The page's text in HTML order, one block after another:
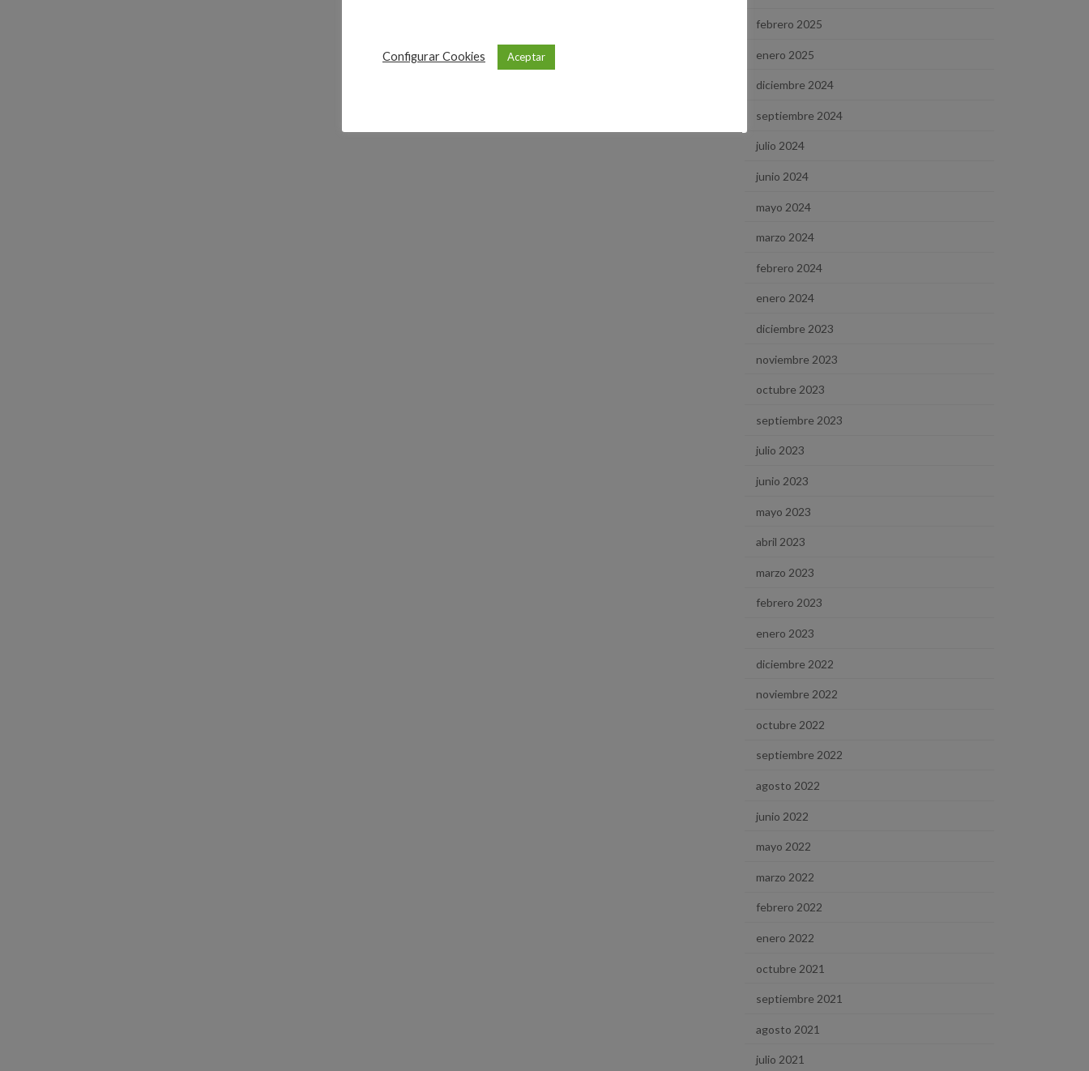
febrero 2025
enero 2025
diciembre 2024
septiembre 2024
julio 2024
junio 2024
mayo 2024
marzo 2024
febrero 2024
enero 2024
diciembre 2023
noviembre 2023
octubre 2023
septiembre 2023
julio 2023
junio 2023
mayo 2023
abril 2023
marzo 2023
febrero 2023
enero 2023
diciembre 2022
noviembre 2022
octubre 2022
septiembre 2022
agosto 2022
junio 2022
mayo 2022
marzo 2022
febrero 2022
enero 2022
octubre 2021
septiembre 2021
agosto 2021
julio 2021
Configurar Cookies Aceptar